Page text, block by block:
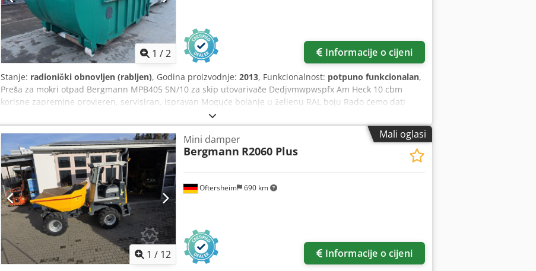
1 /2 Informacije o cijeni
Stanje: radionički obnovljen (rabljen), Godina proizvodnje: 2013, Funkcionalnost: potpuno funkcionalan,
Preša za mokri otpad Bergmann MPB405 SN/10 za skip utovarivače Dedjvmwpwspfx Am Heck 10 cbm
korisne zapremine provjeren, servisiran, ispravan Moguće bojanje u željenu RAL boju Rado ćemo dati
Mali oglasi
1 / 12
Oftersheim 690 km
Mini damper
Bergmann R2060 Plus
Informacije o cijeni